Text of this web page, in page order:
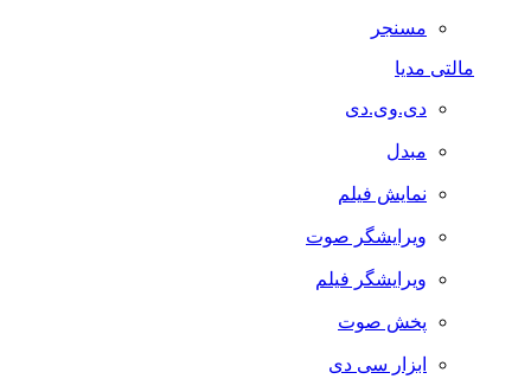
مسنجر
مالتی مدیا
دی.وی.دی
مبدل
نمایش فیلم
ویرایشگر صوت
ویرایشگر فیلم
پخش صوت
ابزار سی دی